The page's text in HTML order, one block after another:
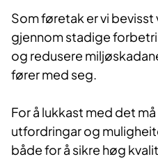
Som føretak er vi
gjennom stadige
og redusere
fører med seg.
For å lukkast med det
utfordringar og
både for å sikre høg